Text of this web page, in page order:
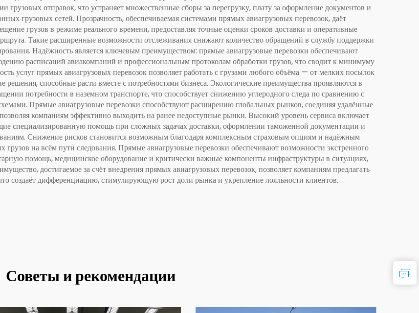
грузовых отправок, что устраняет множественные сборы за перегрузку, плату за оформление документов и
грузовых сетей. Прозрачность, обеспечиваемая системами прямых авиагрузовых перевозок, даёт
грузов в режиме реального времени, предоставляя точные оценки сроков доставки и оперативные
Такие расширенные возможности отслеживания снижают количество обращений в службу поддержки
Надёжность является ключевым преимуществом: прямые авиагрузовые перевозки обеспечивают
расписаний авиакомпаний и профессиональным протоколам обработки грузов, что сводит к минимуму
услуг прямых авиагрузовых перевозок позволяет работать с грузами любого объёма — от мелких посылок
решения, способные расти вместе с потребностями бизнеса. Экологические преимущества проявляются в
потребности в наземном транспорте, что способствует снижению углеродного следа по сравнению с
Прямые авиагрузовые перевозки способствуют расширению глобальных рынков, соединяя удалённые
компаниям эффективно выходить на ранее недоступные рынки. Высокий уровень сервиса включает
специализированную помощь при сложных задачах доставки, оформлении таможенной документации и
Снижение рисков становится возможным благодаря комплексным страховым опциям и надёжным
на всём пути следования. Прямые авиагрузовые перевозки обеспечивают возможности экстренного
помощь, медицинское оборудование и критически важные компоненты инфраструктуры в ситуациях,
достигаемое за счёт внедрения прямых авиагрузовых перевозок, позволяет компаниям предлагать
создаёт дифференциацию, стимулирующую рост доли рынка и укрепление лояльности клиентов.
Советы и рекомендации